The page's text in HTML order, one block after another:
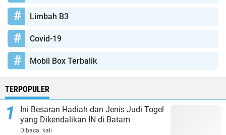
Limbah B3
Covid-19
Mobil Box Terbalik
TERPOPULER
Ini Besaran Hadiah dan Jenis Judi Togel
yang Dikendalikan IN di Batam
Dibaca: kali